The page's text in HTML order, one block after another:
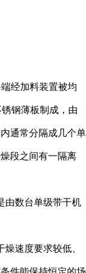
经加料装置被均
钢薄板制成，由
通常分隔成几个单
段之间有一隔离
由数台单级带干机
燥速度要求较低、